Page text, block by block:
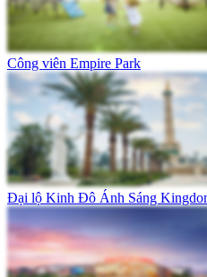
Công viên Empire Park
Đại lộ Kinh Đô Ánh Sáng